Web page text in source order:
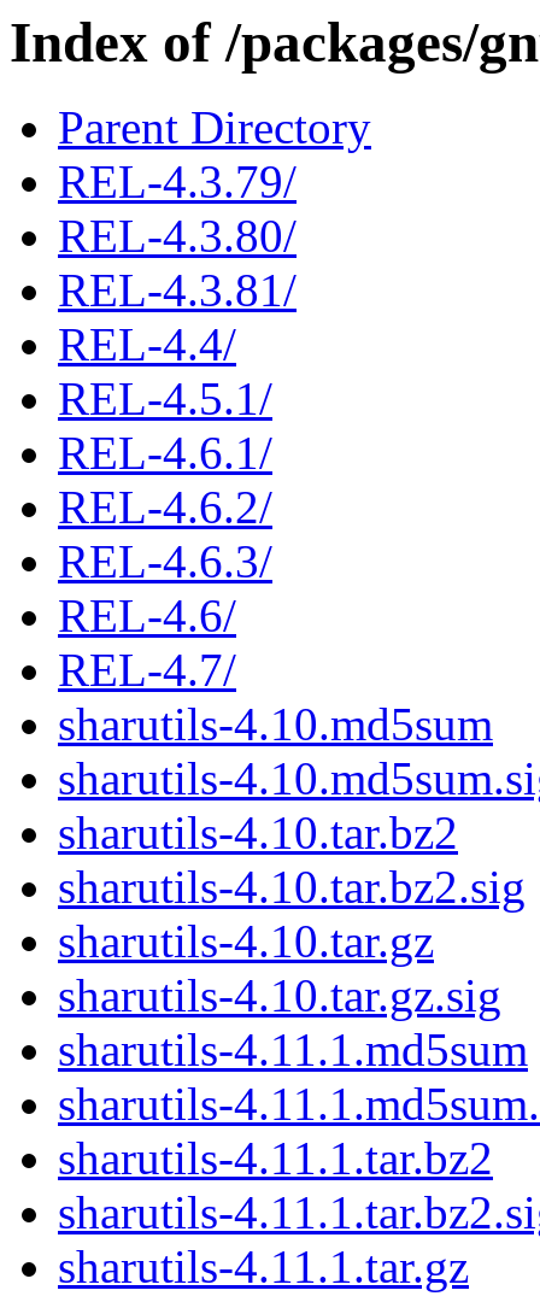
Index of /packages/
Parent Directory
REL-4.3.79/
REL-4.3.80/
REL-4.3.81/
REL-4.4/
REL-4.5.1/
REL-4.6.1/
REL-4.6.2/
REL-4.6.3/
REL-4.6/
REL-4.7/
sharutils-4.10.md5sum
sharutils-
sharutils-4.10.tar.bz2
sharutils-4.10.tar.bz2.sig
sharutils-4.10.tar.gz
sharutils-4.10.tar.gz.sig
sharutils-4.11.1.md5sum
sharutils-
sharutils-4.11.1.tar.bz2
sharutils-
sharutils-4.11.1.tar.gz